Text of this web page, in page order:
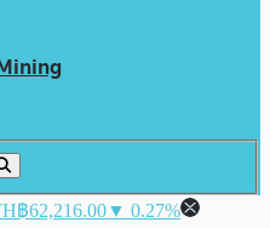
฿62,216.00▼ 0.27%